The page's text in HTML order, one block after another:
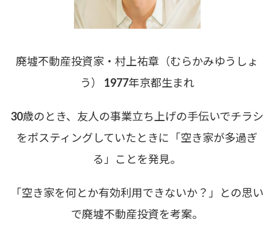
廃墟不動産投資家・村上祐章（むらかみゆうしょ
う） 1977年京都生まれ
30歳のとき、友人の事業立ち上げの手伝いでチラシ
をポスティングしていたときに「空き家が多過ぎ
る」ことを発見。
「空き家を何とか有効利用できないか？」との思い
で廃墟不動産投資を考案。